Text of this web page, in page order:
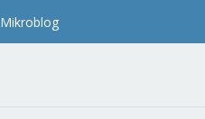
Mikroblog